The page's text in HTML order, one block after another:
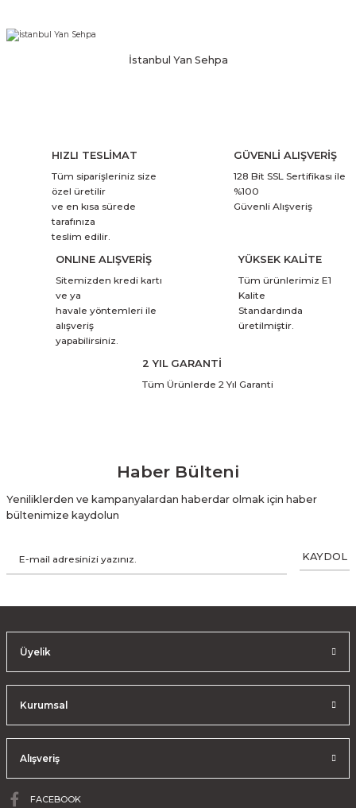
İstanbul Yan Sehpa
HIZLI TESLİMAT
Tüm siparişleriniz size
özel üretilir
ve en kısa sürede
tarafınıza
teslim edilir.
GÜVENLİ ALIŞVERİŞ
128 Bit SSL Sertifikası ile
%100
Güvenli Alışveriş
ONLINE ALIŞVERİŞ
Sitemizden kredi kartı
ve ya
havale yöntemleri ile
alışveriş
yapabilirsiniz.
YÜKSEK KALİTE
Tüm ürünlerimiz E1
Kalite
Standardında
üretilmiştir.
2 YIL GARANTİ
Tüm Ürünlerde 2 Yıl Garanti
Haber Bülteni
Yeniliklerden ve kampanyalardan haberdar olmak için haber
bültenimize kaydolun
KAYDOL
Üyelik
Kurumsal
Alışveriş
FACEBOOK